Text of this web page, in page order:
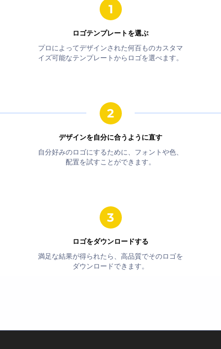
ロゴテンプレートを選ぶ
プロによってデザインされた何百ものカスタマ
イズ可能なテンプレートからロゴを選べます。
デザインを自分に合うように直す
自分好みのロゴにするために、フォントや色、
配置を試すことができます。
ロゴをダウンロードする
満足な結果が得られたら、高品質でそのロゴを
ダウンロードできます。